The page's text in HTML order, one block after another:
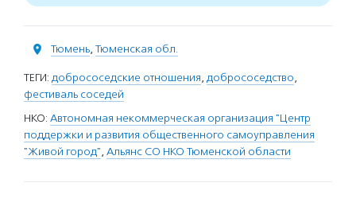
Тюмень, Тюменская обл.
ТЕГИ: добрососедские отношения, добрососедство,
фестиваль соседей
НКО: Автономная некоммерческая организация "Центр
поддержки и развития общественного самоуправления
"Живой город", Альянс СО НКО Тюменской области